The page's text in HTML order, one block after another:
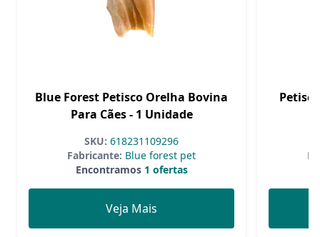
Blue Forest Petisco Orelha Bovina
Para Cães - 1 Unidade
SKU: 618231109296
Fabricante: Blue forest pet
Encontramos1 ofertas
Veja Mais